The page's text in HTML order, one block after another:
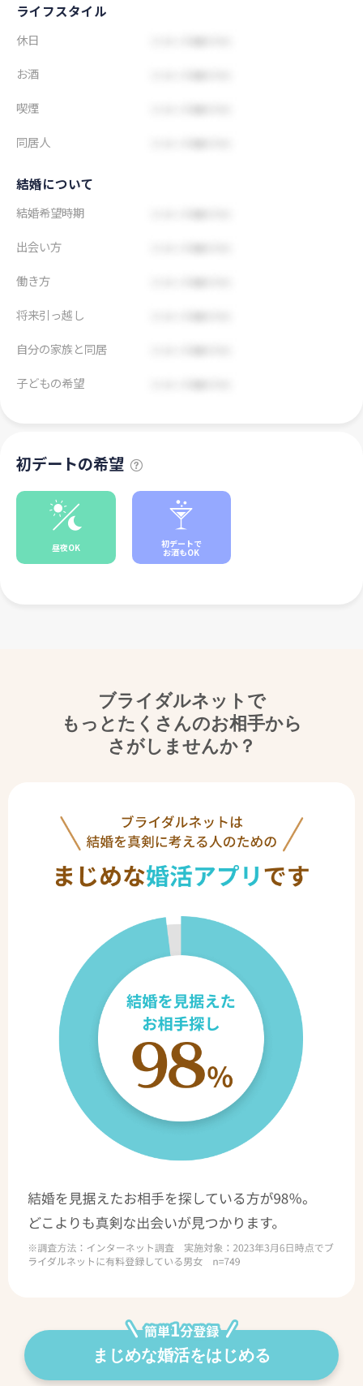
ライフスタイル
休日
お酒
喫煙
同居人
結婚について
結婚希望時期
出会い方
働き方
将来引っ越し
自分の家族と同居
子どもの希望
初デートの希望
昼夜OK 初デートで
お酒もOK
ブライダルネットで
もっとたくさんのお相手から
さがしませんか？
まじめな婚活をはじめる